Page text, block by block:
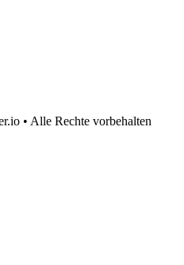
• Alle Rechte vorbehalten